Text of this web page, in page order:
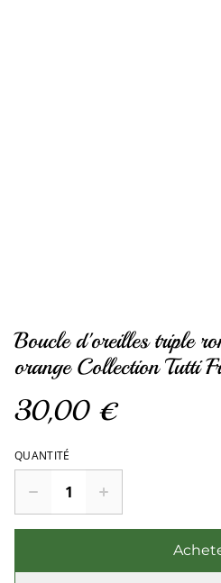
Boucle d'oreilles triple
orange Collection Tutti
30,00 €
QUANTITÉ